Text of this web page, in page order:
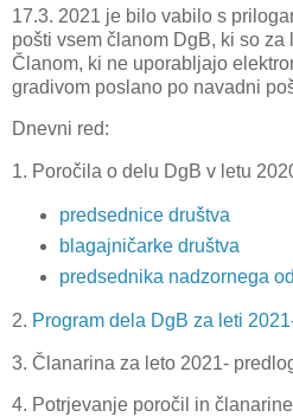
17.3. 2021 je bilo vabilo s
pošti vsem članom DgB, ki so
Članom, ki ne uporabljajo
gradivom poslano po navadni
Dnevni red:
1. Poročila o delu DgB v letu
predsednice društva
blagajničarke društva
predsednika nadzornega
2. Program dela DgB za leti
3. Članarina za leto 2021-
4. Potrjevanje poročil in